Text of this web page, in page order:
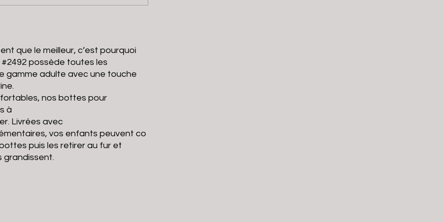
que le meilleur, c’est pourquoi
possède toutes les
gamme adulte avec une touche
nos bottes pour
à
Livrées avec
vos enfants peuvent co
puis les retirer au fur et
grandissent.